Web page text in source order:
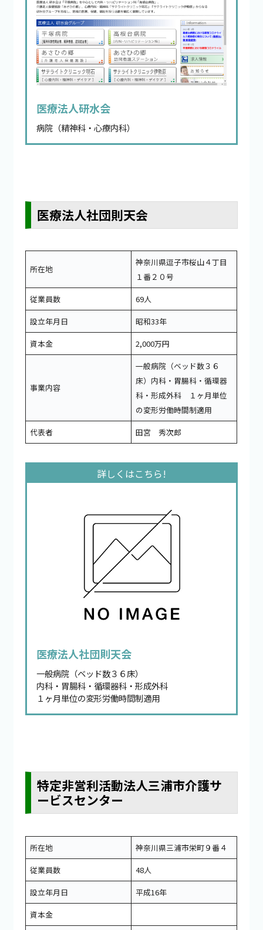
医療法人研水会
病院（精神科・心療内科）
医療法人社団則天会
所在地
神奈川県逗子市桜山４丁目
１番２０号
従業員数
69人
設立年月日
昭和33年
資本金
2,000万円
事業内容
一般病院（ベッド数３６
床）内科・胃腸科・循環器
科・形成外科 １ヶ月単位
の変形労働時間制適用
代表者
田宮 秀次郎
医療法人社団則天会
一般病院（ベッド数３６床）
内科・胃腸科・循環器科・形成外科
１ヶ月単位の変形労働時間制適用
特定非営利活動法人三浦市介護サ
ービスセンター
所在地
神奈川県三浦市栄町９番４
従業員数
48人
設立年月日
平成16年
資本金